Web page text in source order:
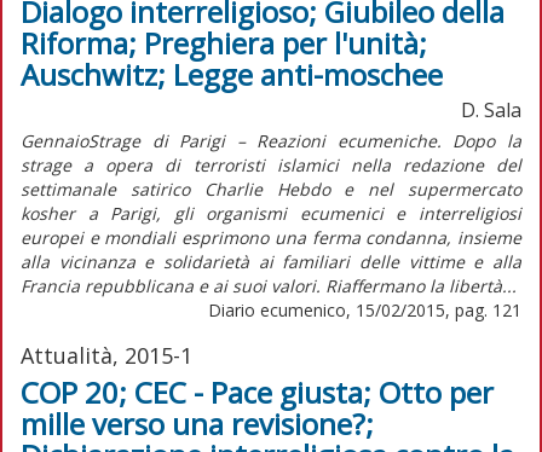
Dialogo interreligioso; Giubileo della
Riforma; Preghiera per l'unità;
Auschwitz; Legge anti-moschee
D. Sala
GennaioStrage di Parigi – Reazioni ecumeniche. Dopo la
strage a opera di terroristi islamici nella redazione del
settimanale satirico Charlie Hebdo e nel supermercato
kosher a Parigi, gli organismi ecumenici e interreligiosi
europei e mondiali esprimono una ferma condanna, insieme
alla vicinanza e solidarietà ai familiari delle vittime e alla
Francia repubblicana e ai suoi valori. Riaffermano la libertà...
Diario ecumenico, 15/02/2015, pag. 121
Attualità, 2015-1
COP 20; CEC - Pace giusta; Otto per
mille verso una revisione?;